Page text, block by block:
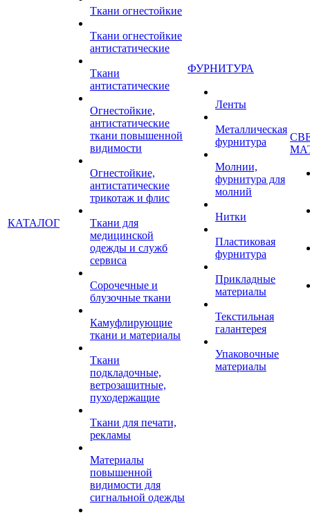
КАТАЛОГ
Ткани огнестойкие
Ткани огнестойкие
антистатические
Ткани
антистатические
Огнестойкие,
антистатические
ткани повышенной
видимости
Огнестойкие,
антистатические
трикотаж и флис
Ткани для
медицинской
одежды и служб
сервиса
Сорочечные и
блузочные ткани
Камуфлирующие
ткани и материалы
Ткани
подкладочные,
ветрозащитные,
пуходержащие
Ткани для печати,
рекламы
Материалы
повышенной
видимости для
сигнальной одежды
ФУРНИТУРА
Ленты
Металлическая
фурнитура
Молнии,
фурнитура для
молний
Нитки
Пластиковая
фурнитура
Прикладные
материалы
Текстильная
галантерея
Упаковочные
материалы